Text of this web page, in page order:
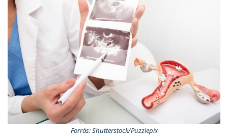
Forrás: Shutterstock/Puzzlepix